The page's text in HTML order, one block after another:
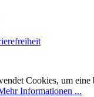
Cookies, um
Informationen ...